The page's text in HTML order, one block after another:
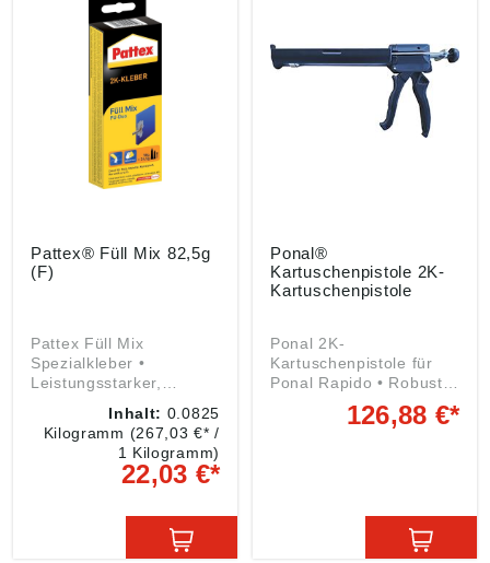
Pattex® Füll Mix 82,5g
(F)
Pattex Füll Mix
Spezialkleber •
Leistungsstarker,
Komponenten-
Polyurethankleber für
Belastungsansprüche •
und Kleben • Füllt als
Spachtel Risse und
Inhalt: 0.0825
Kilogramm (267,03 €* /
1 Kilogramm)
22,03 €*
Ponal®
Kartuschenpistole 2K-
Kartuschenpistole
Ponal 2K-
Kartuschenpistole für
Ponal Rapido • Robuste
Ganzmetallausführung •
Front- und Druckplatte
Produktsicherheitsveror
dnung ((EU) 2023/998):
126,88 €*